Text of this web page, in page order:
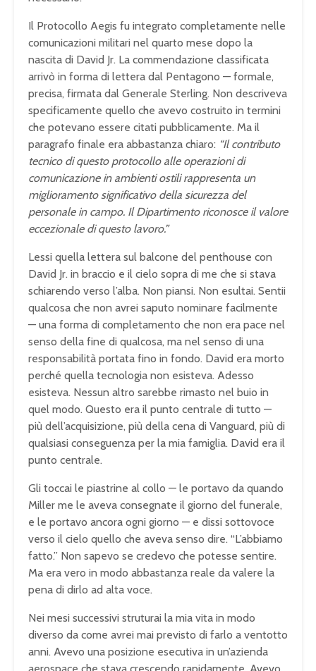
Il Protocollo Aegis fu integrato completamente nelle
comunicazioni militari nel quarto mese dopo la
nascita di David Jr. La commendazione classificata
arrivò in forma di lettera dal Pentagono — formale,
precisa, firmata dal Generale Sterling. Non descriveva
specificamente quello che avevo costruito in termini
che potevano essere citati pubblicamente. Ma il
paragrafo finale era abbastanza chiaro: “Il contributo
tecnico di questo protocollo alle operazioni di
comunicazione in ambienti ostili rappresenta un
miglioramento significativo della sicurezza del
personale in campo. Il Dipartimento riconosce il valore
eccezionale di questo lavoro.”
Lessi quella lettera sul balcone del penthouse con
David Jr. in braccio e il cielo sopra di me che si stava
schiarendo verso l’alba. Non piansi. Non esultai. Sentii
qualcosa che non avrei saputo nominare facilmente
— una forma di completamento che non era pace nel
senso della fine di qualcosa, ma nel senso di una
responsabilità portata fino in fondo. David era morto
perché quella tecnologia non esisteva. Adesso
esisteva. Nessun altro sarebbe rimasto nel buio in
quel modo. Questo era il punto centrale di tutto —
più dell’acquisizione, più della cena di Vanguard, più di
qualsiasi conseguenza per la mia famiglia. David era il
punto centrale.
Gli toccai le piastrine al collo — le portavo da quando
Miller me le aveva consegnate il giorno del funerale,
e le portavo ancora ogni giorno — e dissi sottovoce
verso il cielo quello che aveva senso dire. “L’abbiamo
fatto.” Non sapevo se credevo che potesse sentire.
Ma era vero in modo abbastanza reale da valere la
pena di dirlo ad alta voce.
Nei mesi successivi struturai la mia vita in modo
diverso da come avrei mai previsto di farlo a ventotto
anni. Avevo una posizione esecutiva in un’azienda